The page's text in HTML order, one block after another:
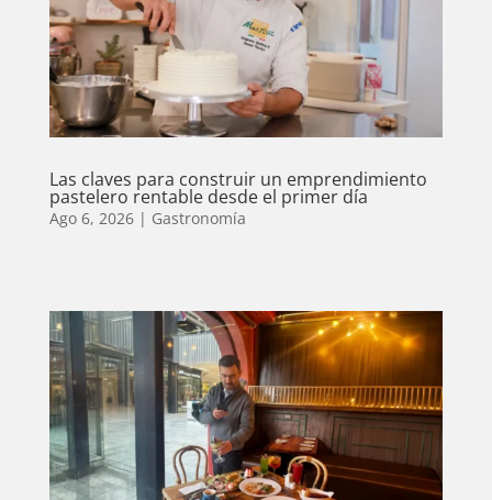
Las claves para construir un emprendimiento
pastelero rentable desde el primer día
Ago 6, 2026| Gastronomía